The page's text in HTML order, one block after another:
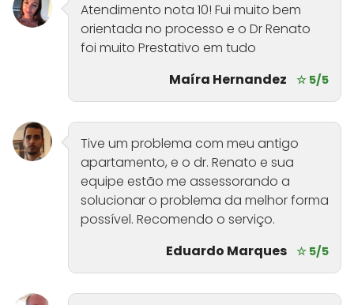
Atendimento nota 10! Fui muito bem
orientada no processo e o Dr Renato
foi muito Prestativo em tudo
Maíra Hernandez
☆ 5/5
Tive um problema com meu antigo
apartamento, e o dr. Renato e sua
equipe estão me assessorando a
solucionar o problema da melhor forma
possível. Recomendo o serviço.
Eduardo Marques ☆ 5/5